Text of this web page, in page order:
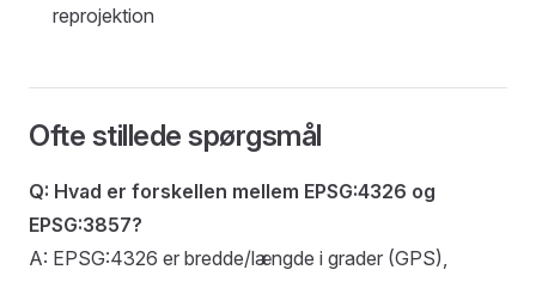
reprojektion
Ofte stillede spørgsmål
Q: Hvad er forskellen mellem EPSG:4326 og
EPSG:3857?
A: EPSG:4326 er bredde/længde i grader (GPS),